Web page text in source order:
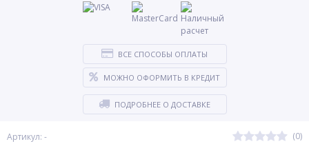
Артикул: -
(0)
ВСЕ СПОСОБЫ ОПЛАТЫ
МОЖНО ОФОРМИТЬ В КРЕДИТ
ПОДРОБНЕЕ О ДОСТАВКЕ